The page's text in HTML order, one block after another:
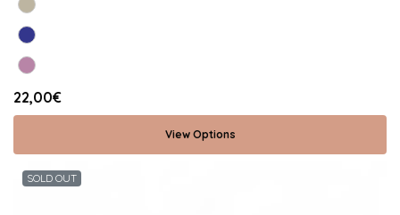
22,00€
View Options
SOLD OUT